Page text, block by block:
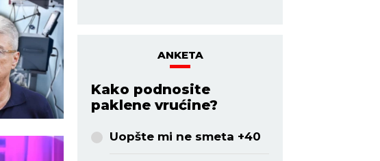
ANKETA
Kako podnosite
paklene vrućine?
Uopšte mi ne smeta +40